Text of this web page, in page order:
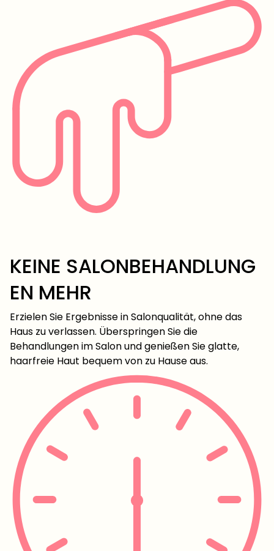
KEINE SALONBEHANDLUNG
EN MEHR
Erzielen Sie Ergebnisse in Salonqualität, ohne das
Haus zu verlassen. Überspringen Sie die
Behandlungen im Salon und genießen Sie glatte,
haarfreie Haut bequem von zu Hause aus.